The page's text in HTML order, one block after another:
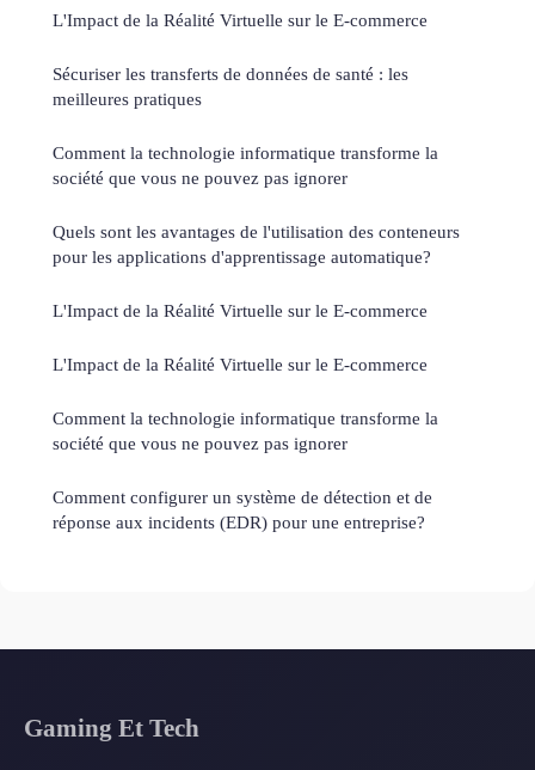
L'Impact de la Réalité Virtuelle sur le E-commerce
Sécuriser les transferts de données de santé : les
meilleures pratiques
Comment la technologie informatique transforme la
société que vous ne pouvez pas ignorer
Quels sont les avantages de l'utilisation des conteneurs
pour les applications d'apprentissage automatique?
L'Impact de la Réalité Virtuelle sur le E-commerce
L'Impact de la Réalité Virtuelle sur le E-commerce
Comment la technologie informatique transforme la
société que vous ne pouvez pas ignorer
Comment configurer un système de détection et de
réponse aux incidents (EDR) pour une entreprise?
Gaming Et Tech